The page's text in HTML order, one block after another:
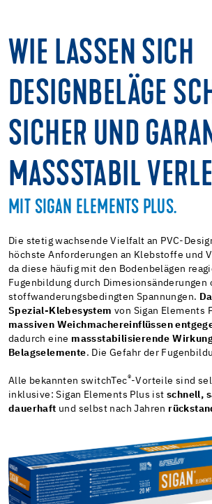
WIE LASSEN SICH
DESIGNBELÄGE
SICHER UND
MASSSTABIL
MIT SIGAN ELEMENTS PLUS.
Die stetig wachsende Vielfalt an PVC-
höchste Anforderungen an Klebstoffe und
da diese häufig mit den Bodenbelägen
Fugenbildung durch Dimesionsänderungen
stoffwanderungsbedingten Spannungen.
Spezial-Klebesystem von Sigan Elements
massiven Weichmachereinflüssen
dadurch eine massstabilisierende
Belagselemente. Die Gefahr der
Alle bekannten switchTec®-Vorteile sind
inklusive: Sigan Elements Plus ist schnell,
dauerhaft und selbst nach Jahren